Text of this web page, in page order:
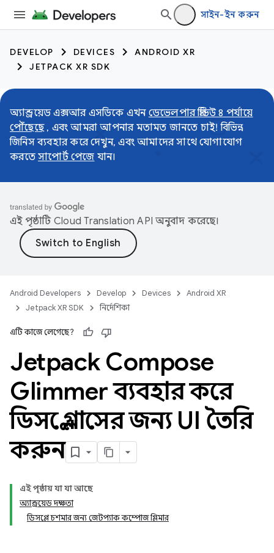
সাইন-ইন করুন
DEVELOP DEVICES
ANDROID XR
JETPACK XR SDK
অ্যান্ড্রয়েড এক্সআর এসডিকে এখন ডেভেলপার প্রিভিউ ৪ পর্যায়ে
পৌঁছেছে, এবং আমরা আপনার মতামত জানতে চাই! বিভিন্ন
জিনিস ব্যবহার করে দেখুন, এবং আমাদের সাথে যোগাযোগ
করতে সাপোর্ট পেজে যান।
এই পৃষ্ঠাটি Cloud Translation API অনুবাদ করেছে।
Android Developers Develop Devices
Android XR
Jetpack XR SDK
নির্দেশিকা
এটি কাজে লেগেছে?
Jetpack Compose
Glimmer ব্যবহার করে
ডিসপ্লে গ্লাসের জন্য UI তৈরি
করুন
এই পৃষ্ঠায় যা যা আছে
অ্যান্ড্রয়েড দক্ষতা
ডিসপ্লে চশমার জন্য জেটপ্যাক কম্পোজ গ্লিমার